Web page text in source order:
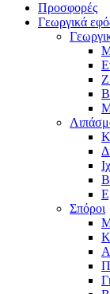
Προσφορές
Γεωργικά
Σπόροι